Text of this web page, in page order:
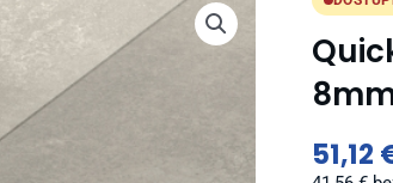
51,12